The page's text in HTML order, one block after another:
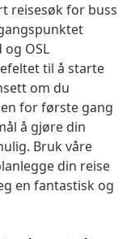
reisesøk for buss
OSL
til å starte
om du
for første gang
å gjøre din
Bruk våre
din reise
en fantastisk og